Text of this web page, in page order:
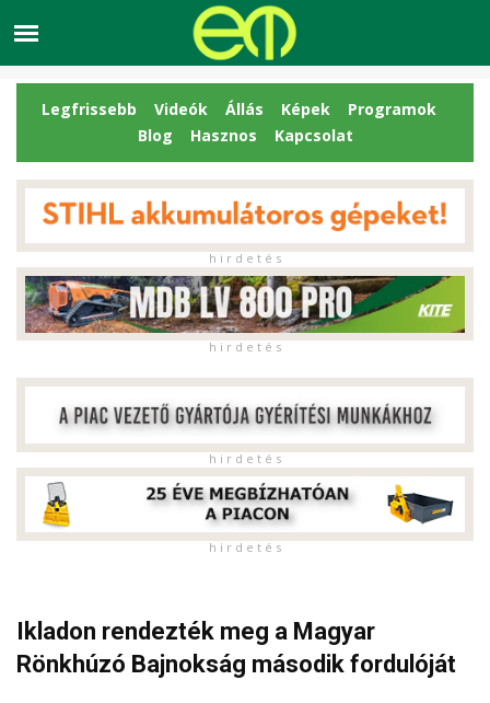
Legfrissebb Videók Állás Képek
Programok
Blog
Hasznos Kapcsolat
h i r d e t é s
h i r d e t é s
h i r d e t é s
h i r d e t é s
Ikladon rendezték meg a Magyar
Rönkhúzó Bajnokság második fordulóját